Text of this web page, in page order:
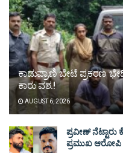
ಕಾಡುಪ್ರಾಣಿ ಬೇಟೆ ಪ್ರಕರಣ
ಕಾರು ವಶ.!
AUGUST 6, 2026
ಪ್ರವೀಣ್
ಪ್ರಮುಖ ಆರೋಪಿ